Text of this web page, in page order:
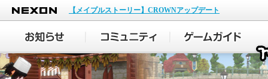
NEXON
【メイプルストーリー】CROWNアップデート